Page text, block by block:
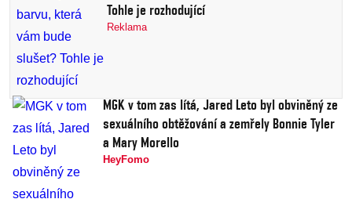
Tohle je rozhodující
Reklama
MGK v tom zas lítá, Jared Leto byl obviněný ze
sexuálního obtěžování a zemřely Bonnie Tyler
a Mary Morello
HeyFomo